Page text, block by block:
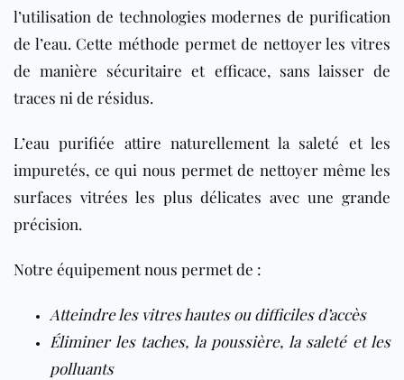
l’utilisation de technologies modernes de purification
de l’eau. Cette méthode permet de nettoyer les vitres
de manière sécuritaire et efficace, sans laisser de
traces ni de résidus.
L’eau purifiée attire naturellement la saleté et les
impuretés, ce qui nous permet de nettoyer même les
surfaces vitrées les plus délicates avec une grande
précision.
Notre équipement nous permet de :
Atteindre les vitres hautes ou difficiles d’accès
Éliminer les taches, la poussière, la saleté et les
polluants